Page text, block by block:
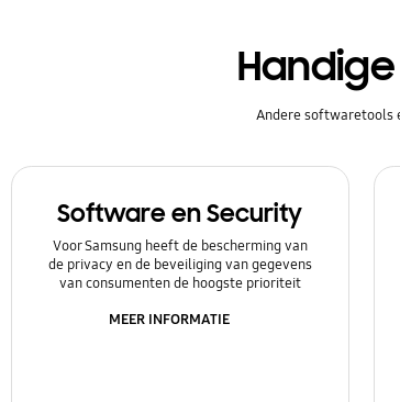
Andere softwaretools
Software en Security
Voor Samsung heeft de bescherming van
de privacy en de beveiliging van gegevens
van consumenten de hoogste prioriteit
MEER INFORMATIE